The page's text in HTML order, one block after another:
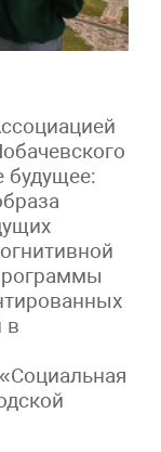
будущее:
в